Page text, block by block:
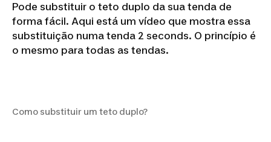
Pode substituir o teto duplo da sua tenda de
forma fácil. Aqui está um vídeo que mostra essa
substituição numa tenda 2 seconds. O princípio é
o mesmo para todas as tendas.
Como substituir um teto duplo?